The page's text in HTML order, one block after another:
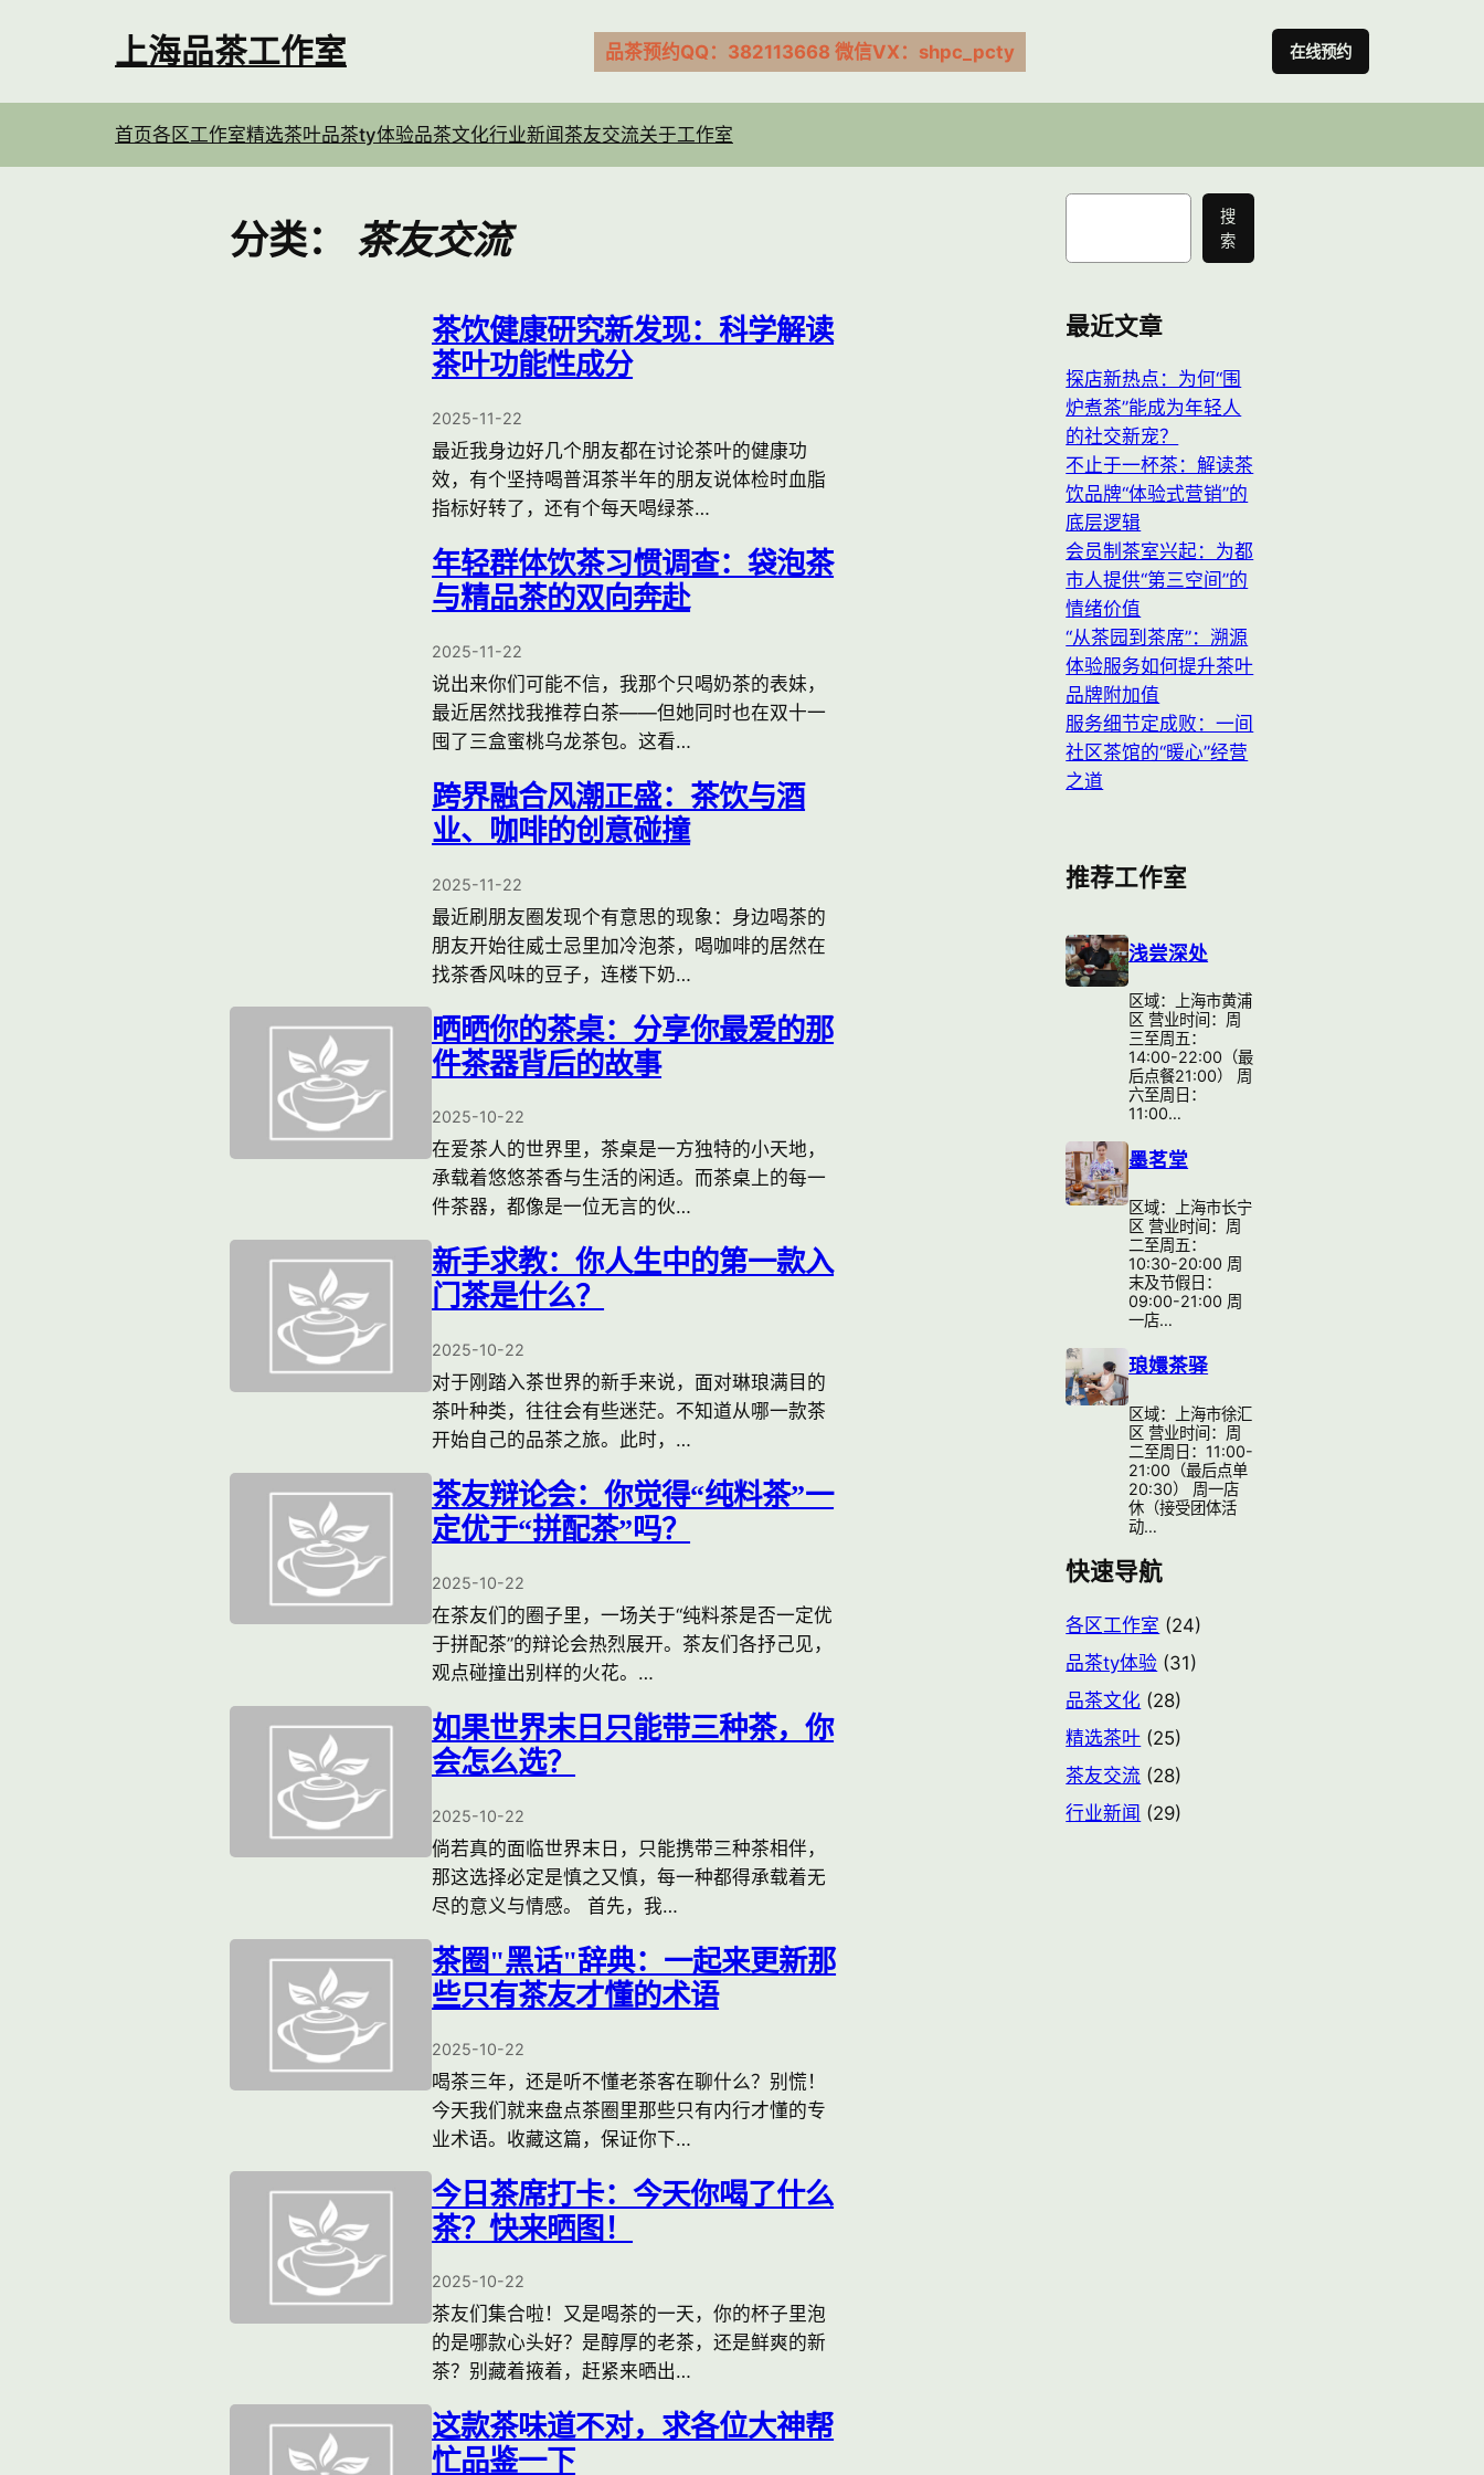
容
上海品茶工作室 品茶预约QQ：382113668 微信VX：shpc_pcty 在线预约
首页各区工作室精选茶叶品茶ty体验品茶文化行业新闻 茶友交流关于工作室
分类： 茶友交流
茶饮健康研究新发现：科学解读
茶叶功能性成分
2025-11-22
最近我身边好几个朋友都在讨论茶叶的健康功
效，有个坚持喝普洱茶半年的朋友说体检时血脂
指标好转了，还有个每天喝绿茶…
年轻群体饮茶习惯调查：袋泡茶
与精品茶的双向奔赴
2025-11-22
说出来你们可能不信，我那个只喝奶茶的表妹，
最近居然找我推荐白茶——但她同时也在双十一
囤了三盒蜜桃乌龙茶包。这看…
跨界融合风潮正盛：茶饮与酒
业、咖啡的创意碰撞
2025-11-22
最近刷朋友圈发现个有意思的现象：身边喝茶的
朋友开始往威士忌里加冷泡茶，喝咖啡的居然在
找茶香风味的豆子，连楼下奶…
晒晒你的茶桌：分享你最爱的那
件茶器背后的故事
2025-10-22
在爱茶人的世界里，茶桌是一方独特的小天地，
承载着悠悠茶香与生活的闲适。而茶桌上的每一
件茶器，都像是一位无言的伙…
新手求教：你人生中的第一款入
门茶是什么？
2025-10-22
对于刚踏入茶世界的新手来说，面对琳琅满目的
茶叶种类，往往会有些迷茫。不知道从哪一款茶
开始自己的品茶之旅。此时，…
茶友辩论会：你觉得“纯料茶”一
定优于“拼配茶”吗？
2025-10-22
在茶友们的圈子里，一场关于“纯料茶是否一定优
于拼配茶”的辩论会热烈展开。茶友们各抒己见，
观点碰撞出别样的火花。…
如果世界末日只能带三种茶，你
会怎么选？
2025-10-22
倘若真的面临世界末日，只能携带三种茶相伴，
那这选择必定是慎之又慎，每一种都得承载着无
尽的意义与情感。 首先，我…
茶圈"黑话"辞典：一起来更新那
些只有茶友才懂的术语
2025-10-22
喝茶三年，还是听不懂老茶客在聊什么？别慌！
今天我们就来盘点茶圈里那些只有内行才懂的专
业术语。收藏这篇，保证你下…
今日茶席打卡：今天你喝了什么
茶？快来晒图！
2025-10-22
茶友们集合啦！又是喝茶的一天，你的杯子里泡
的是哪款心头好？是醇厚的老茶，还是鲜爽的新
茶？别藏着掖着，赶紧来晒出…
这款茶味道不对，求各位大神帮
忙品鉴一下
搜
搜
索
最近文章
探店新热点：为何“围
炉煮茶”能成为年轻人
的社交新宠？
不止于一杯茶：解读茶
饮品牌“体验式营销”的
底层逻辑
会员制茶室兴起：为都
市人提供“第三空间”的
情绪价值
“从茶园到茶席”：溯源
体验服务如何提升茶叶
品牌附加值
服务细节定成败：一间
社区茶馆的“暖心”经营
之道
推荐工作室
浅尝深处
区域：上海市黄浦
区 营业时间：周
三至周五：
14:00-22:00（最
后点餐21:00） 周
六至周日：
11:00…
墨茗堂
区域：上海市长宁
区 营业时间：周
二至周五：
10:30-20:00 周
末及节假日：
09:00-21:00 周
一店…
琅嬛茶驿
区域：上海市徐汇
区 营业时间：周
二至周日：11:00-
21:00（最后点单
20:30） 周一店
休（接受团体活
动…
快速导航
各区工作室 (24)
品茶ty体验 (31)
品茶文化 (28)
精选茶叶 (25)
茶友交流 (28)
行业新闻 (29)